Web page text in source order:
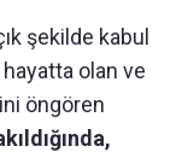
şekilde kabul
olan ve
öngören